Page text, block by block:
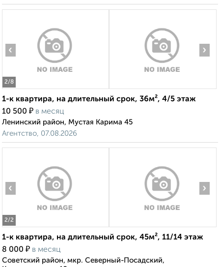
2/8
‹ ›
1-к квартира, на длительный срок, 36м², 4/5 этаж
10 500 ₽ в месяц
Ленинский район, Мустая Карима 45
Агентство, 07.08.2026
2/2
‹ ›
1-к квартира, на длительный срок, 45м², 11/14 этаж
8 000 ₽ в месяц
Советский район, мкр. Северный-Посадский,